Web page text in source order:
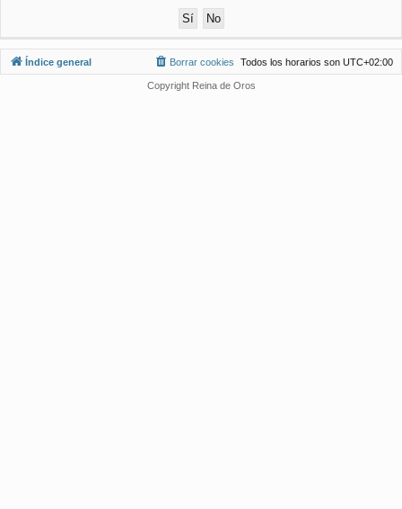
Índice general Todos los horarios son UTC+02:00
Borrar cookies
Copyright Reina de Oros